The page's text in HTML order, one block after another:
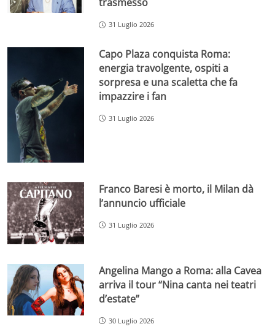
31 Luglio 2026
Capo Plaza conquista Roma:
energia travolgente, ospiti a
sorpresa e una scaletta che fa
impazzire i fan
31 Luglio 2026
Franco Baresi è morto, il Milan dà
l’annuncio ufficiale
31 Luglio 2026
Angelina Mango a Roma: alla Cavea
arriva il tour “Nina canta nei teatri
d’estate”
30 Luglio 2026